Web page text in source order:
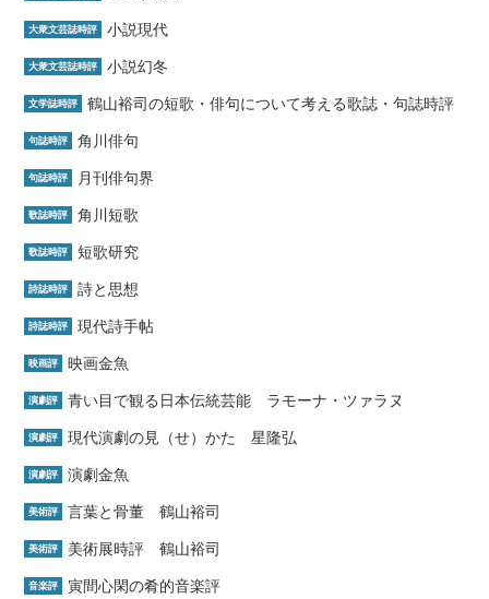
大衆文芸誌時評 小説現代
大衆文芸誌時評 小説幻冬
文学誌時評 鶴山裕司の短歌・俳句について考える歌誌・句誌時評
句誌時評 角川俳句
句誌時評 月刊俳句界
歌誌時評 角川短歌
歌誌時評 短歌研究
詩誌時評 詩と思想
詩誌時評 現代詩手帖
映画評 映画金魚
演劇評 青い目で観る日本伝統芸能 ラモーナ・ツァラヌ
演劇評 現代演劇の見（せ）かた 星隆弘
演劇評 演劇金魚
美術評 言葉と骨董 鶴山裕司
美術評 美術展時評 鶴山裕司
音楽評 寅間心閑の肴的音楽評